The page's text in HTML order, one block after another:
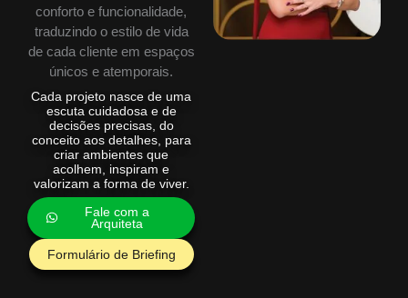
conforto e funcionalidade,
traduzindo o estilo de vida
de cada cliente em espaços
únicos e atemporais.
Cada projeto nasce de uma
escuta cuidadosa e de
decisões precisas, do
conceito aos detalhes, para
criar ambientes que
acolhem, inspiram e
valorizam a forma de viver.
Fale com a
Arquiteta
Formulário de Briefing